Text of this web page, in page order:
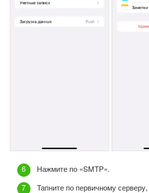
Нажмите по «SMTP».
Тапните по первичному